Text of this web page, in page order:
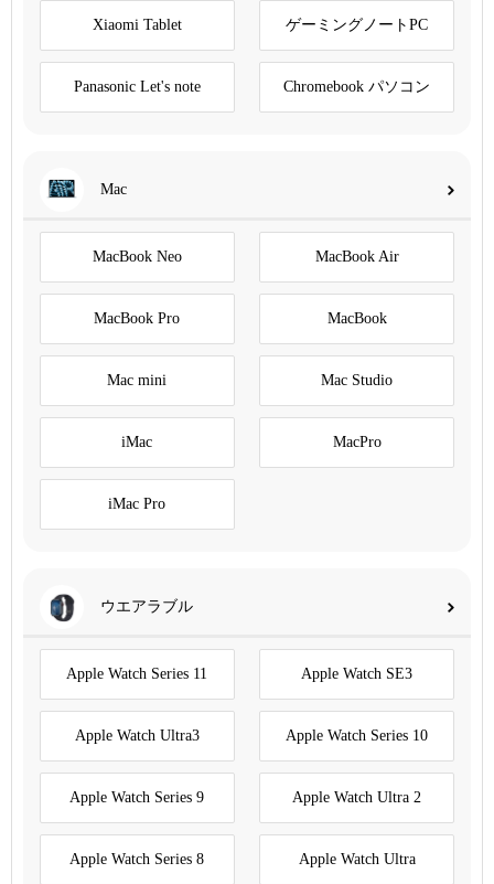
Xiaomi Tablet ゲーミングノートPC
Panasonic Let's note Chromebook パソコン
Mac
MacBook Neo MacBook Air
MacBook Pro MacBook
Mac mini Mac Studio
iMac MacPro
iMac Pro
ウエアラブル
Apple Watch Series 11 Apple Watch SE3
Apple Watch Ultra3 Apple Watch Series 10
Apple Watch Series 9 Apple Watch Ultra 2
Apple Watch Series 8 Apple Watch Ultra